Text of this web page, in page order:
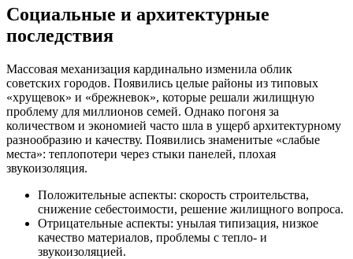
Социальные и архитектурные
последствия
Массовая механизация кардинально изменила облик
советских городов. Появились целые районы из типовых
«хрущевок» и «брежневок», которые решали жилищную
проблему для миллионов семей. Однако погоня за
количеством и экономией часто шла в ущерб архитектурному
разнообразию и качеству. Появились знаменитые «слабые
места»: теплопотери через стыки панелей, плохая
звукоизоляция.
Положительные аспекты: скорость строительства,
снижение себестоимости, решение жилищного вопроса.
Отрицательные аспекты: унылая типизация, низкое
качество материалов, проблемы с тепло- и
звукоизоляцией.